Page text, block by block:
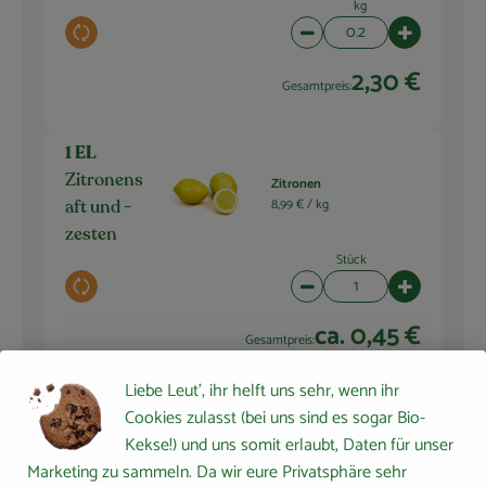
Auswahl ändern
kg
Artikelanzahl verringern
Gesamtpreis:2,30 €
1 EL
Zitronens
aft und -
zesten
Auswahl ändern
Zitronen
8,99 € / kg
Stück
Artikelanzahl verringern
Gesamtpreis:ca. 0,45 €
Du hast sicher:
Liebe Leut', ihr helft uns sehr, wenn ihr
Cookies zulasst (bei uns sind es sogar Bio-
Kekse!) und uns somit erlaubt, Daten für unser
Marketing zu sammeln. Da wir eure Privatsphäre sehr